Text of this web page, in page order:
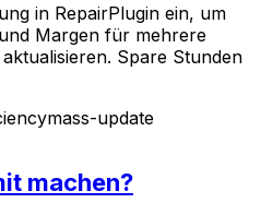
in RepairPlugin ein, um
Margen für mehrere
Spare Stunden
mass-update
machen?